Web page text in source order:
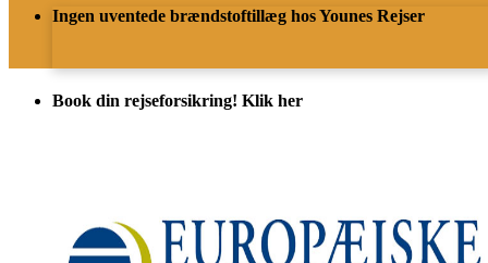
Ingen uventede brændstoftillæg hos Younes Rejser
Book din rejseforsikring! Klik her